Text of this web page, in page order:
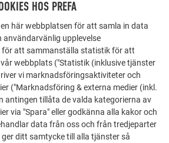
visar hur mångsidigt
Upptäck fler imponerande
hållbara aluminiumlösningar för
HOS PREFA
här webbplatsen för att samla in data
upplevelse
för att sammanställa statistik för att
webbplats ("Statistik (inklusive tjänster
vi marknadsföringsaktiviteter och
("Marknadsföring & externa medier (inkl.
antingen tillåta de valda kategorierna av
via "Spara" eller godkänna alla kakor och
data från oss och från tredjeparter
ger ditt samtycke till alla tjänster så